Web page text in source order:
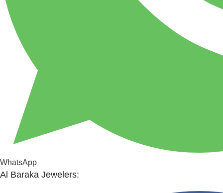
WhatsApp
Al Baraka Jewelers: